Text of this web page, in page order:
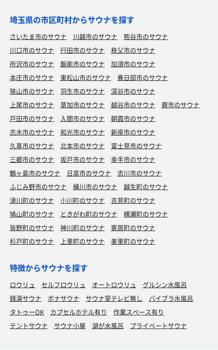
埼玉県の市区町村からサウナを探す
さいたま市のサウナ 川越市のサウナ
熊谷市のサウナ
川口市のサウナ
行田市のサウナ
秩父市のサウナ
所沢市のサウナ
飯能市のサウナ
加須市のサウナ
本庄市のサウナ
東松山市のサウナ
春日部市のサウナ
狭山市のサウナ
羽生市のサウナ
深谷市のサウナ
上尾市のサウナ
草加市のサウナ 越谷市のサウナ
蕨市のサウナ
戸田市のサウナ
入間市のサウナ
朝霞市のサウナ
志木市のサウナ
和光市のサウナ
新座市のサウナ
久喜市のサウナ
北本市のサウナ
富士見市のサウナ
三郷市のサウナ
坂戸市のサウナ
幸手市のサウナ
鶴ヶ島市のサウナ
日高市のサウナ
吉川市のサウナ
ふじみ野市のサウナ
桶川市のサウナ
越生町のサウナ
滑川町のサウナ
小川町のサウナ
吉見町のサウナ
鳩山町のサウナ
ときがわ町のサウナ
横瀬町のサウナ
皆野町のサウナ
神川町のサウナ
寄居町のサウナ
杉戸町のサウナ
上里町のサウナ 美里町のサウナ
特徴からサウナを探す
ロウリュ セルフロウリュ オートロウリュ
グルシン水風呂
銭湯サウナ
ボナサウナ サウナ室テレビ無し
バイブラ水風呂
タトゥーOK
カプセルホテル有り
作業スペース有り
テントサウナ
サウナ小屋 湖が水風呂 プライベートサウナ